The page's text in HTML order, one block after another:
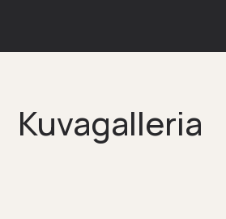
Kuvagalleria